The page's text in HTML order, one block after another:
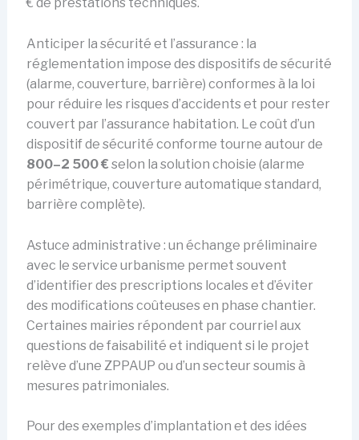
€ de prestations techniques.
Anticiper la sécurité et l’assurance : la
réglementation impose des dispositifs de sécurité
(alarme, couverture, barrière) conformes à la loi
pour réduire les risques d’accidents et pour rester
couvert par l’assurance habitation. Le coût d’un
dispositif de sécurité conforme tourne autour de
800–2 500 € selon la solution choisie (alarme
périmétrique, couverture automatique standard,
barrière complète).
Astuce administrative : un échange préliminaire
avec le service urbanisme permet souvent
d’identifier des prescriptions locales et d’éviter
des modifications coûteuses en phase chantier.
Certaines mairies répondent par courriel aux
questions de faisabilité et indiquent si le projet
relève d’une ZPPAUP ou d’un secteur soumis à
mesures patrimoniales.
Pour des exemples d’implantation et des idées